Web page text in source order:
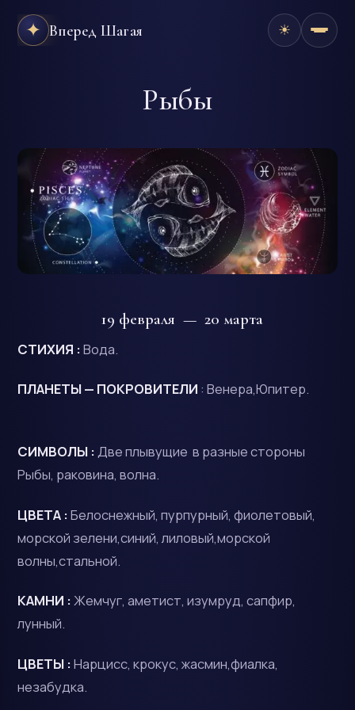
✦ Вперед Шагая ☀
Рыбы
19 февраля — 20 марта
СТИХИЯ :Вода.
ПЛАНЕТЫ — ПОКРОВИТЕЛИ : Венера,Юпитер.
СИМВОЛЫ :Две плывущие в разные стороны
Рыбы, раковина, волна.
ЦВЕТА :Белоснежный, пурпурный, фиолетовый,
морской зелени,синий, лиловый,морской
волны,стальной.
КАМНИ :Жемчуг, аметист, изумруд, сапфир,
лунный.
ЦВЕТЫ :Нарцисс, крокус, жасмин,фиалка,
незабудка.